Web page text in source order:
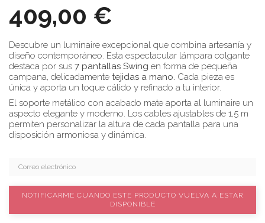
409,00 €
Descubre un luminaire excepcional que combina artesanía y
diseño contemporáneo. Esta espectacular lámpara colgante
destaca por sus 7 pantallas Swing en forma de pequeña
campana, delicadamente tejidas a mano. Cada pieza es
única y aporta un toque cálido y refinado a tu interior.
El soporte metálico con acabado mate aporta al luminaire un
aspecto elegante y moderno. Los cables ajustables de 1,5 m
permiten personalizar la altura de cada pantalla para una
disposición armoniosa y dinámica.
NOTIFICARME CUANDO ESTE PRODUCTO VUELVA A ESTAR
DISPONIBLE